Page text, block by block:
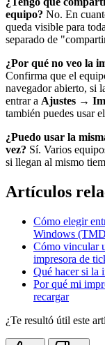
equipo? No. En
queda visible para
separado de
¿Por qué no veo la
Confirma que el
navegador abierto, si
entrar a Ajustes →
también puedes usar
¿Puedo usar la
vez? Sí. Varios
si llegan al mismo
Artículos
Cómo elegir
Windows
Cómo vincular
impresora de
Qué hacer si la
Por qué mi
recargar
¿Te resultó útil este